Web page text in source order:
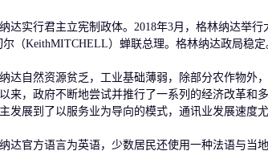
实行君主立宪制政体。2018年3月，格林纳达举行
（KeithMITCHELL）蝉联总理。格林纳达政局稳定
自然资源贫乏，工业基础薄弱，除部分农作物外
来，政府不断地尝试并推行了一系列的经济改革和
发展到了以服务业为导向的模式，通讯业发展速度尤
官方语言为英语，少数居民还使用一种法语与当